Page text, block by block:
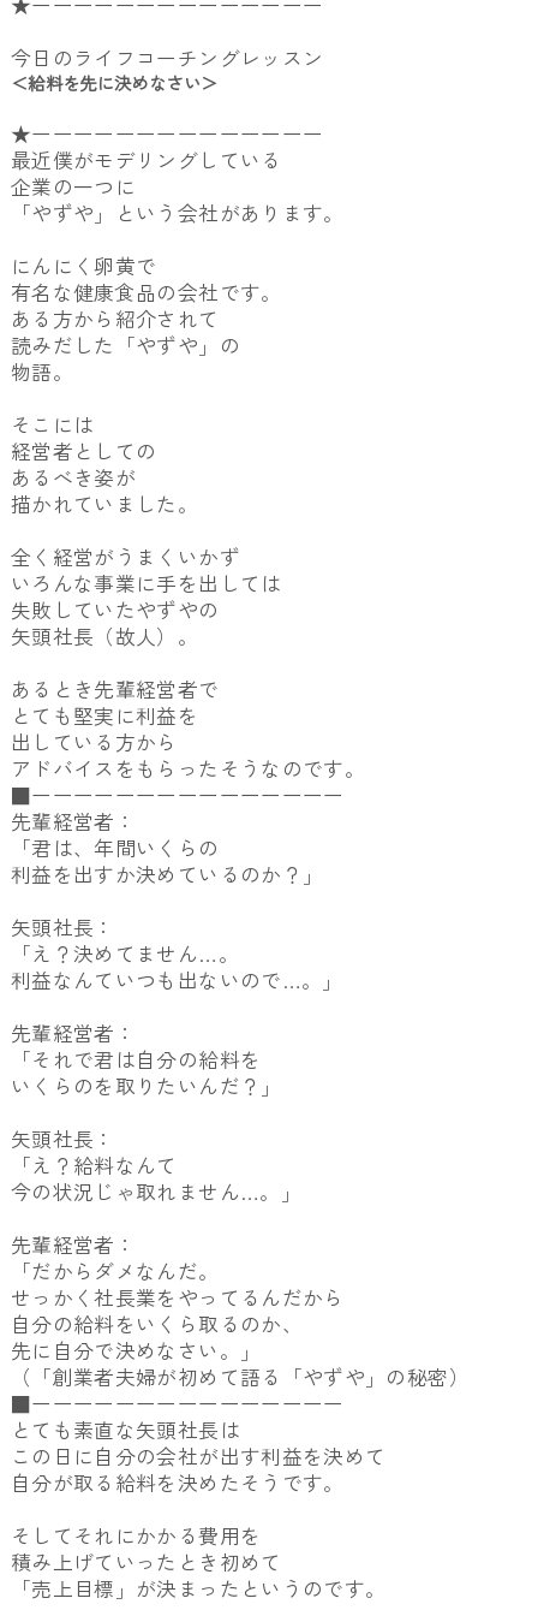
今日のライフコーチングレッスン
＜給料を先に決めなさい＞
★ーーーーーーーーーーーーーー
最近僕がモデリングしている
企業の一つに
「やずや」という会社があります。
にんにく卵黄で
有名な健康食品の会社です。
ある方から紹介されて
読みだした「やずや」の
物語。
そこには
経営者としての
あるべき姿が
描かれていました。
全く経営がうまくいかず
いろんな事業に手を出しては
失敗していたやずやの
矢頭社長（故人）。
あるとき先輩経営者で
とても堅実に利益を
出している方から
アドバイスをもらったそうなのです。
■ーーーーーーーーーーーーーーー
先輩経営者：
「君は、年間いくらの
利益を出すか決めているのか？」
矢頭社長：
「え？決めてません…。
利益なんていつも出ないので…。」
先輩経営者：
「それで君は自分の給料を
いくらのを取りたいんだ？」
矢頭社長：
「え？給料なんて
今の状況じゃ取れません…。」
先輩経営者：
「だからダメなんだ。
せっかく社長業をやってるんだから
自分の給料をいくら取るのか、
先に自分で決めなさい。」
（「創業者夫婦が初めて語る「やずや」の秘密）
■ーーーーーーーーーーーーーーー
とても素直な矢頭社長は
この日に自分の会社が出す利益を決めて
自分が取る給料を決めたそうです。
そしてそれにかかる費用を
積み上げていったとき初めて
「売上目標」が決まったというのです。